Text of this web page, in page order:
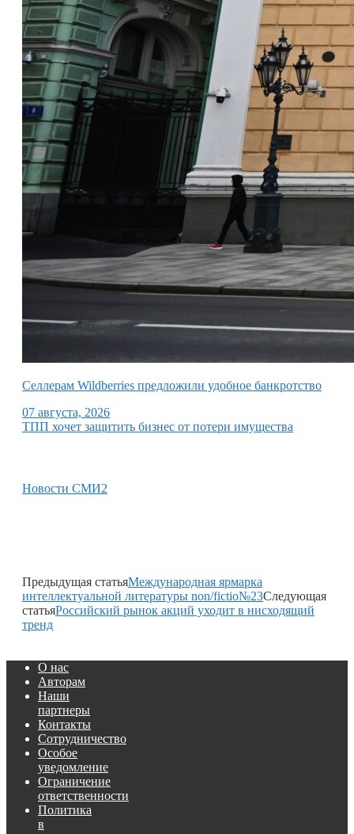
Селлерам Wildberries предложили удобное банкротство
07 августа, 2026
ТПП хочет защитить бизнес от потери имущества
Новости СМИ2
Предыдущая статьяМеждународная ярмарка
интеллектуальной литературы non/fictio№23Следующая
статьяРоссийский рынок акций уходит в нисходящий
тренд
О нас
Авторам
Наши
партнеры
Контакты
Сотрудничество
Особое
уведомление
Ограничение
ответственности
Политика
в